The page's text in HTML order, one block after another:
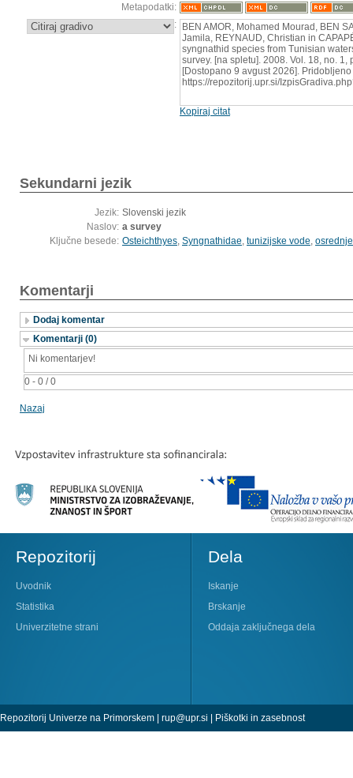
Metapodatki:
: BEN AMOR, Mohamed Mourad, BEN
Jamila, REYNAUD, Christian in
syngnathid species from Tunisian
survey. [na spletu]. 2008. Vol. 18, no. 1,
[Dostopano 9 avgust 2026]. Pridobljeno
https://repozitorij.upr.si/
Kopiraj citat
Sekundarni jezik
Jezik: Slovenski jezik
Naslov: a survey
Ključne besede: Osteichthyes, Syngnathidae, tunizijske vode,
Komentarji
Dodaj komentar
Komentarji (0)
0 - 0 / 0
Ni komentarjev!
Nazaj
Repozitorij
Uvodnik
Statistika
Univerzitetne strani
Dela
Iskanje
Brskanje
Oddaja zaključnega dela
Repozitorij Univerze na Primorskem | rup@upr.si Piškotki in zasebnost